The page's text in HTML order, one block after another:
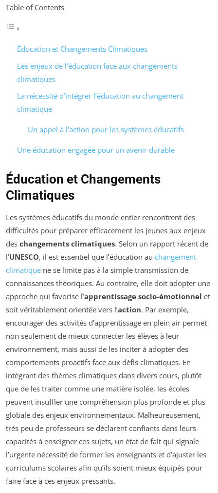
Table of Contents
Éducation et Changements Climatiques
Les enjeux de l’éducation face aux changements
climatiques
La nécessité d’intégrer l’éducation au changement
climatique
Un appel à l’action pour les systèmes éducatifs
Une éducation engagée pour un avenir durable
Éducation et Changements
Climatiques
Les systèmes éducatifs du monde entier rencontrent des
difficultés pour préparer efficacement les jeunes aux enjeux
des changements climatiques. Selon un rapport récent de
l’UNESCO, il est essentiel que l’éducation au changement
climatique ne se limite pas à la simple transmission de
connaissances théoriques. Au contraire, elle doit adopter une
approche qui favorise l’apprentissage socio-émotionnel et
soit véritablement orientée vers l’action. Par exemple,
encourager des activités d’apprentissage en plein air permet
non seulement de mieux connecter les élèves à leur
environnement, mais aussi de les inciter à adopter des
comportements proactifs face aux défis climatiques. En
intégrant des thèmes climatiques dans divers cours, plutôt
que de les traiter comme une matière isolée, les écoles
peuvent insuffler une compréhension plus profonde et plus
globale des enjeux environnementaux. Malheureusement,
très peu de professeurs se déclarent confiants dans leurs
capacités à enseigner ces sujets, un état de fait qui signale
l’urgente nécessité de former les enseignants et d’ajuster les
curriculums scolaires afin qu’ils soient mieux équipés pour
faire face à ces enjeux pressants.